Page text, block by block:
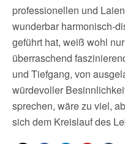
professionellen und
wunderbar harmonisch-
geführt hat, weiß wohl
überraschend
und Tiefgang, von
würdevoller
sprechen, wäre zu viel,
sich dem Kreislauf des